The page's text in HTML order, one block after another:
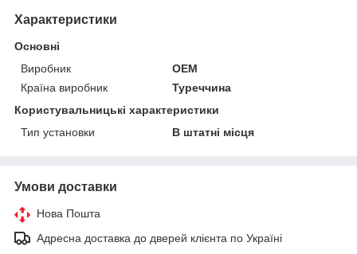
Характеристики
Основні
Виробник
OEM
Країна виробник
Туреччина
Користувальницькі характеристики
Тип установки
В штатні місця
Умови доставки
Нова Пошта
Адресна доставка до дверей клієнта по Україні